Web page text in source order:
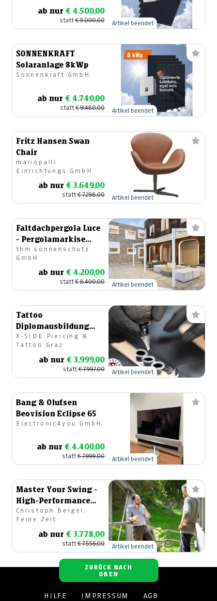
ab nur € 4.500,00
statt€ 9.000,00 Artikel beendet
SONNENKRAFT
Solaranlage 8kWp
Sonnenkraft GmbH
ab nur € 4.740,00
statt€ 9.480,00 Artikel beendet
Fritz Hansen Swan
Chair
mariopalli
Einrichtungs GmbH
ab nur € 3.649,00
statt€ 7.298,00 Artikel beendet
Faltdachpergola Luce
- Pergolamarkise
(weiß)
thm sonnenschutz
GmbH
ab nur € 4.200,00
statt€ 8.400,00 Artikel beendet
Tattoo
Diplomausbildung
inkl. Schnupperkurs
X-SIDE Piercing &
Tattoo Graz
ab nur € 3.999,00
statt€ 7.997,00 Artikel beendet
Bang & Olufsen
Beovision Eclipse 65
Electronic4you GmbH
ab nur € 4.400,00
statt€ 7.999,00 Artikel beendet
Master Your Swing -
High-Performance
Golf
Christoph Berger,
Feine Zeit
ab nur € 3.778,00
statt€ 7.556,00 Artikel beendet
ZURÜCK NACH
OBEN
HILFE IMPRESSUM AGB